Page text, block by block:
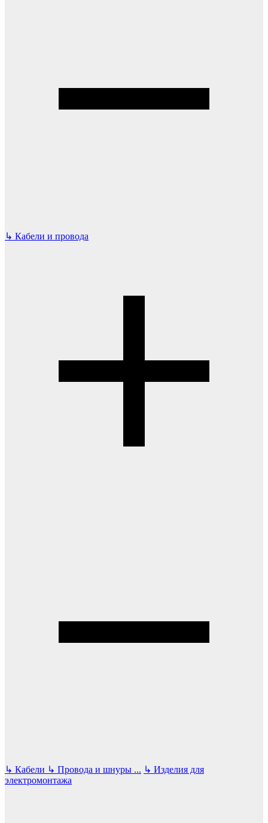
↳ Кабели и провода
↳ Кабели ↳ Провода и шнуры ... ↳ Изделия для
электромонтажа